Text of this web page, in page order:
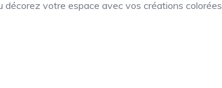
votre espace avec vos créations